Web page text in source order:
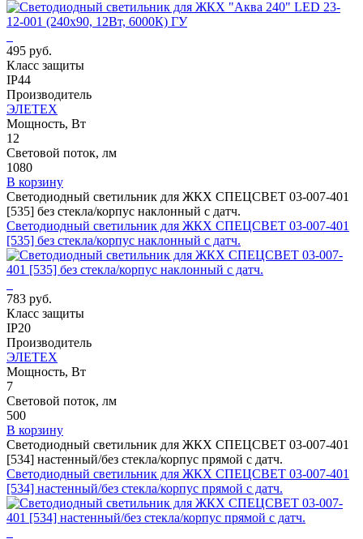
495 руб.
Класс защиты
IP44
Производитель
ЭЛЕТЕХ
Мощность, Вт
12
Световой поток, лм
1080
В корзину
Светодиодный светильник для ЖКХ СПЕЦСВЕТ 03-007-401
[535] без стекла/корпус наклонный с датч.
Светодиодный светильник для ЖКХ СПЕЦСВЕТ 03-007-401
[535] без стекла/корпус наклонный с датч.
783 руб.
Класс защиты
IP20
Производитель
ЭЛЕТЕХ
Мощность, Вт
7
Световой поток, лм
500
В корзину
Светодиодный светильник для ЖКХ СПЕЦСВЕТ 03-007-401
[534] настенный/без стекла/корпус прямой с датч.
Светодиодный светильник для ЖКХ СПЕЦСВЕТ 03-007-401
[534] настенный/без стекла/корпус прямой с датч.